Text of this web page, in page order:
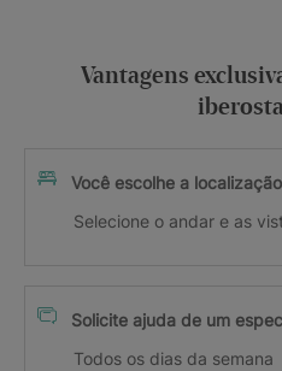
Vantagens
Você escolhe a
Selecione o andar e as
Solicite ajuda de um
Todos os dias da semana